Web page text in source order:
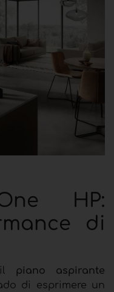
HP:
di
il piano aspirante
di esprimere un